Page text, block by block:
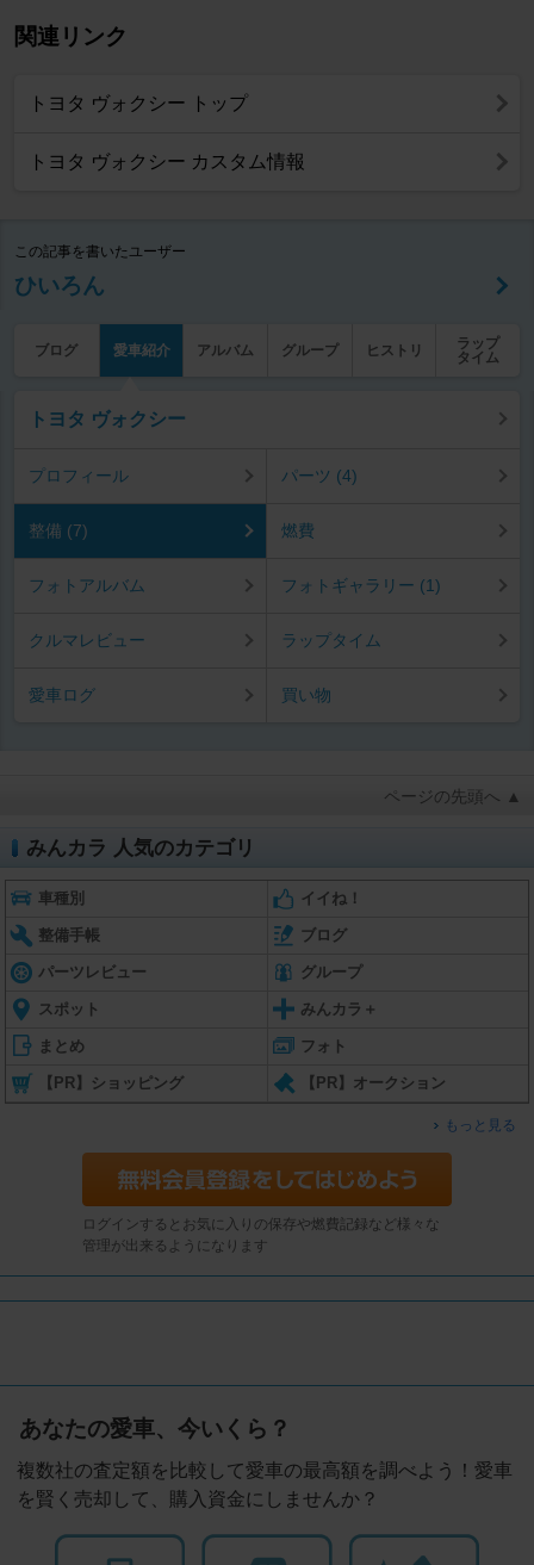
関連リンク
トヨタ ヴォクシー トップ
トヨタ ヴォクシー カスタム情報
この記事を書いたユーザー
ひいろん
ブログ 愛車紹介 アルバム グループ ヒストリ
ラップ
タイム
トヨタ ヴォクシー
プロフィール パーツ (4)
整備 (7) 燃費
フォトアルバム フォトギャラリー (1)
クルマレビュー ラップタイム
愛車ログ 買い物
ページの先頭へ ▲
みんカラ 人気のカテゴリ
車種別 イイね！
整備手帳 ブログ
パーツレビュー グループ
スポット みんカラ＋
まとめ フォト
【PR】ショッピング 【PR】オークション
もっと見る
ログインするとお気に入りの保存や燃費記録など様々な
管理が出来るようになります
あなたの愛車、今いくら？
複数社の査定額を比較して愛車の最高額を調べよう！愛車
を賢く売却して、購入資金にしませんか？